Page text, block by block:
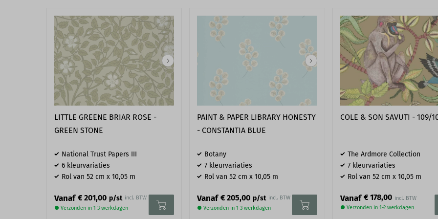
LITTLE GREENE BRIAR ROSE -
GREEN STONE
National Trust Papers III
6 kleurvariaties
Rol van 52 cm x 10,05 m
Vanaf € 201,00 p/st incl. BTW
● Verzonden in 1-3 werkdagen
PAINT & PAPER LIBRARY HONESTY
- CONSTANTIA BLUE
Botany
7 kleurvariaties
Rol van 52 cm x 10,05 m
Vanaf € 205,00 p/st incl. BTW
● Verzonden in 1-3 werkdagen
COLE & SON SAVUTI - 109/
The Ardmore Collection
7 kleurvariaties
Rol van 52 cm x 10,05 m
Vanaf € 178,00
● Verzonden in 1-2 werkdagen